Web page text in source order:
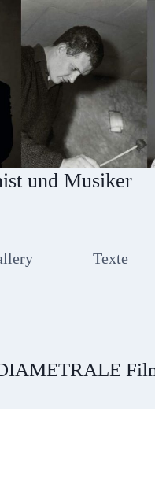
und Musiker
Texte